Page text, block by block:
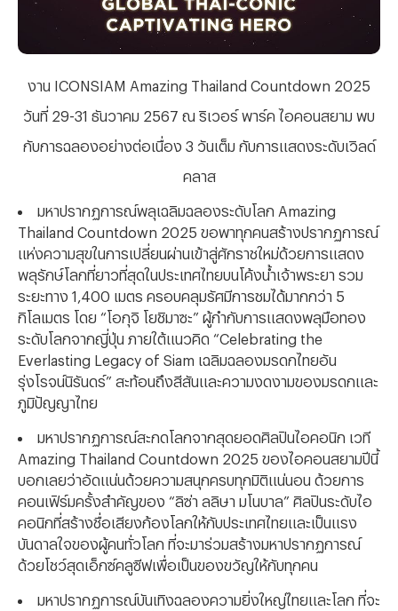
งาน ICONSIAM Amazing Thailand Countdown 2025
วันที่ 29-31 ธันวาคม 2567 ณ ริเวอร์ พาร์ค ไอคอนสยาม พบ
กับการฉลองอย่างต่อเนื่อง 3 วันเต็ม กับการแสดงระดับเวิลด์
คลาส
มหาปรากฏการณ์พลุเฉลิมฉลองระดับโลก Amazing
Thailand Countdown 2025 ขอพาทุกคนสร้างปรากฏการณ์
แห่งความสุขในการเปลี่ยนผ่านเข้าสู่ศักราชใหม่ด้วยการแสดง
พลุรักษ์โลกที่ยาวที่สุดในประเทศไทยบนโค้งน้ำเจ้าพระยา รวม
ระยะทาง 1,400 เมตร ครอบคลุมรัศมีการชมได้มากกว่า 5
กิโลเมตร โดย “โอกุจิ โยชิมาซะ” ผู้กำกับการแสดงพลุมือทอง
ระดับโลกจากญี่ปุ่น ภายใต้แนวคิด “Celebrating the
Everlasting Legacy of Siam เฉลิมฉลองมรดกไทยอัน
รุ่งโรจน์นิรันดร์” สะท้อนถึงสีสันและความงดงามของมรดกและ
ภูมิปัญญาไทย
มหาปรากฏการณ์สะกดโลกจากสุดยอดศิลปินไอคอนิก เวที
Amazing Thailand Countdown 2025 ของไอคอนสยามปีนี้
บอกเลยว่าอัดแน่นด้วยความสนุกครบทุกมิติแน่นอน ด้วยการ
คอนเฟิร์มครั้งสำคัญของ “ลิซ่า ลลิษา มโนบาล” ศิลปินระดับไอ
คอนิกที่สร้างชื่อเสียงก้องโลกให้กับประเทศไทยและเป็นแรง
บันดาลใจของผู้คนทั่วโลก ที่จะมาร่วมสร้างมหาปรากฏการณ์
ด้วยโชว์สุดเอ็กซ์คลูซีฟเพื่อเป็นของขวัญให้กับทุกคน
มหาปรากฏการณ์บันเทิงฉลองความยิ่งใหญ่ไทยและโลก ที่จะ